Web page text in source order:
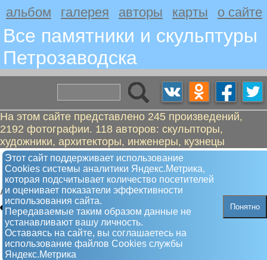
альбом галерея авторы карты о сайте
Все памятники и скульптуры
Петрозаводскa
На этом сайте представлено 245 произведений,
2192 фотографии. 118 авторов: скульпторы,
художники, архитекторы, инженеры, кузнецы
Этот сайт поддерживает использование
Сookies системы аналитики Яндекс.Метрика,
которая подсчитывает количество посетителей
и оценивает показатели эффективности
использования сайта.
Передаваемые таким образом данные не
устанавливают вашу личность.
Оставаясь на сайте, вы соглашаетесь на
использование файлов Сookies службы
Яндекс.Метрика
Понятно
Спортивная аллея - "Олимпийская
Слава Карелии"
Арт-объект